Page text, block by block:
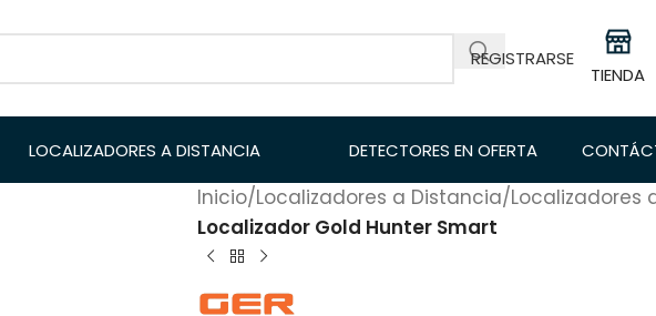
REGISTRARSE
TIENDA
LOCALIZADORES A DISTANCIA DETECTORES EN OFERTA
Inicio/Localizadores a Distancia/Localizadores
Localizador Gold Hunter Smart